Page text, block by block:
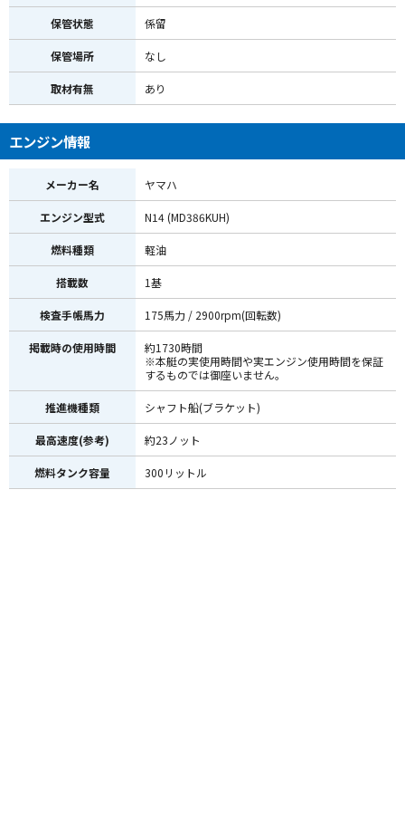
保管状態 係留
保管場所 なし
取材有無 あり
エンジン情報
メーカー名 ヤマハ
エンジン型式 N14 (MD386KUH)
燃料種類 軽油
搭載数 1基
検査手帳馬力 175馬力 / 2900rpm(回転数)
掲載時の使用時間
約1730時間
※本艇の実使用時間や実エンジン使用時間を保証
するものでは御座いません。
推進機種類 シャフト船(ブラケット)
最高速度(参考) 約23ノット
燃料タンク容量 300リットル